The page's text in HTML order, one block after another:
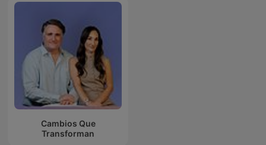
Cambios Que
Transforman